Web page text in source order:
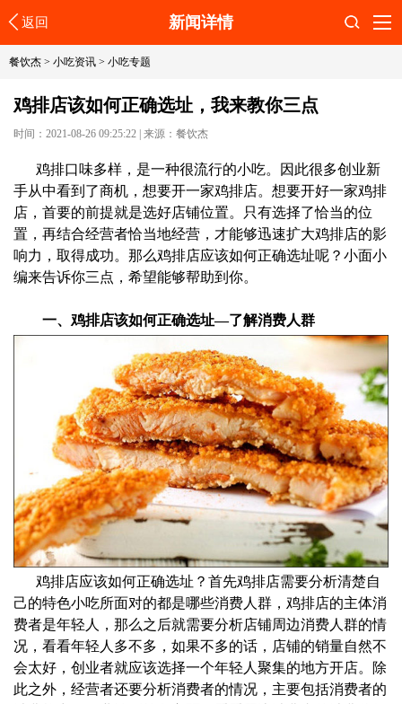
返回 新闻详情
餐饮杰 > 小吃资讯 > 小吃专题
鸡排店该如何正确选址，我来教你三点
时间：2021-08-26 09:25:22 来源：餐饮杰
鸡排口味多样，是一种很流行的小吃。因此很多创业新
手从中看到了商机，想要开一家鸡排店。想要开好一家鸡排
店，首要的前提就是选好店铺位置。只有选择了恰当的位
置，再结合经营者恰当地经营，才能够迅速扩大鸡排店的影
响力，取得成功。那么鸡排店应该如何正确选址呢？小面小
编来告诉你三点，希望能够帮助到你。
一、鸡排店该如何正确选址—了解消费人群
鸡排店应该如何正确选址？首先鸡排店需要分析清楚自
己的特色小吃所面对的都是哪些消费人群，鸡排店的主体消
费者是年轻人，那么之后就需要分析店铺周边消费人群的情
况，看看年轻人多不多，如果不多的话，店铺的销量自然不
会太好，创业者就应该选择一个年轻人聚集的地方开店。除
此之外，经营者还要分析消费者的情况，主要包括消费者的